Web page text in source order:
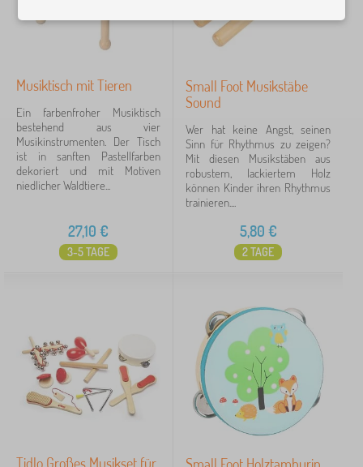
Musiktisch mit Tieren
Ein farbenfroher Musiktisch
bestehend aus vier
Musikinstrumenten. Der Tisch
ist in sanften Pastellfarben
dekoriert und mit Motiven
niedlicher Waldtiere...
27,10 €
3-5 TAGE
Small Foot Musikstäbe
Sound
Wer hat keine Angst, seinen
Sinn für Rhythmus zu zeigen?
Mit diesen Musikstäben aus
robustem, lackiertem Holz
können Kinder ihren Rhythmus
trainieren....
5,80 €
2 TAGE
Tidlo Großes Musikset für